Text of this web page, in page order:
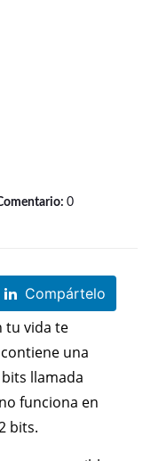
0
Compártelo
tu vida te
una
llamada
funciona en
bits.